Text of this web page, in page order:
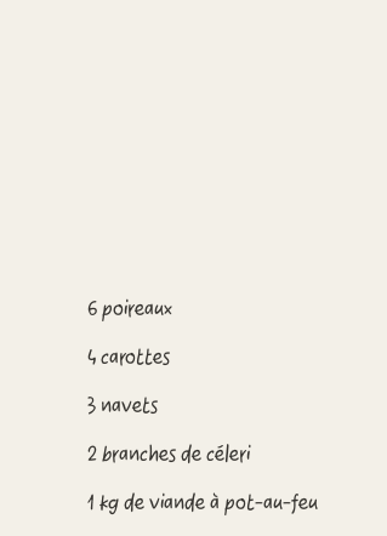
6 poireaux
4 carottes
3 navets
2 branches de céleri
1 kg de viande à pot-au-feu